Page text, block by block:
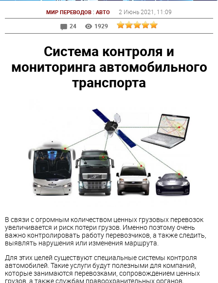
МИР ПЕРЕВОДОВ : АВТО 2 Июнь 2021 , 11:09
24
1929
Система контроля и
мониторинга автомобильного
транспорта
В связи с огромным количеством ценных грузовых перевозок
увеличивается и риск потери грузов. Именно поэтому очень
важно контролировать работу перевозчиков, а также следить,
выявлять нарушения или изменения маршрута.
Для этих целей существуют специальные системы контроля
автомобилей. Такие услуги будут полезными для компаний,
которые занимаются перевозками, сопровождением ценных
грузов, а также службам правоохранительных органов.